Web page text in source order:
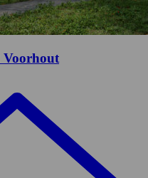
Voorhout